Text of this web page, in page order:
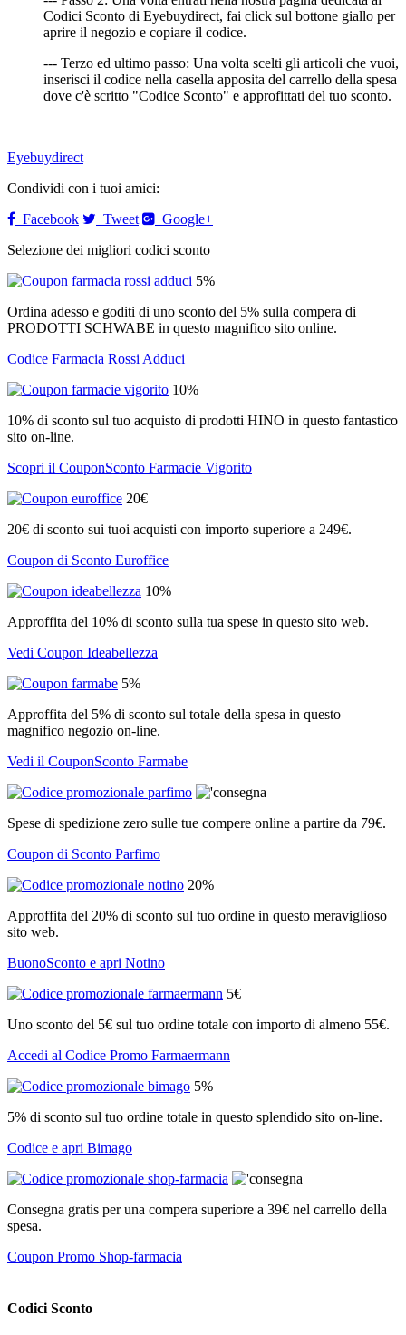
Codici Sconto di Eyebuydirect, fai click sul bottone giallo per
aprire il negozio e copiare il codice.
--- Terzo ed ultimo passo: Una volta scelti gli articoli che vuoi,
inserisci il codice nella casella apposita del carrello della spesa
dove c'è scritto "Codice Sconto" e approfittati del tuo sconto.
Eyebuydirect
Condividi con i tuoi amici:
Facebook
Tweet
Google+
Selezione dei migliori codici sconto
5%
Ordina adesso e goditi di uno sconto del 5% sulla compera di
PRODOTTI SCHWABE in questo magnifico sito online.
Codice Farmacia Rossi Adduci
10%
10% di sconto sul tuo acquisto di prodotti HINO in questo fantastico
sito on-line.
Scopri il CouponSconto Farmacie Vigorito
20€
20€ di sconto sui tuoi acquisti con importo superiore a 249€.
Coupon di Sconto Euroffice
10%
Approffita del 10% di sconto sulla tua spese in questo sito web.
Vedi Coupon Ideabellezza
5%
Approffita del 5% di sconto sul totale della spesa in questo
magnifico negozio on-line.
Vedi il CouponSconto Farmabe
Spese di spedizione zero sulle tue compere online a partire da 79€.
Coupon di Sconto Parfimo
20%
Approffita del 20% di sconto sul tuo ordine in questo meraviglioso
sito web.
BuonoSconto e apri Notino
5€
Uno sconto del 5€ sul tuo ordine totale con importo di almeno 55€.
Accedi al Codice Promo Farmaermann
5%
5% di sconto sul tuo ordine totale in questo splendido sito on-line.
Codice e apri Bimago
Consegna gratis per una compera superiore a 39€ nel carrello della
spesa.
Coupon Promo Shop-farmacia
Codici Sconto